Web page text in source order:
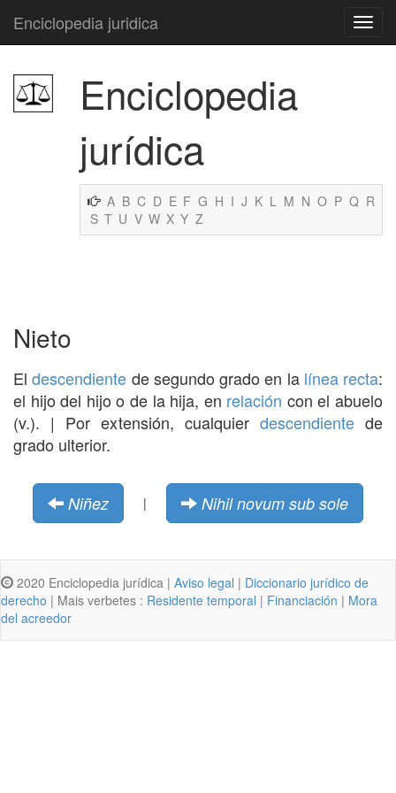
Enciclopedia juridica
Enciclopedia
jurídica
A B C D E F G H I J K L M N O P Q R
S T U V W X Y Z
Nieto
Eldescendiente de segundo grado en la línea recta:
el hijo del hijo o de la hija, en relación con el abuelo
(v.). | Por extensión, cualquier descendientede
grado ulterior.
Niñez | Nihil novum sub sole
2020 Enciclopedia jurídica | Aviso legal | Diccionario jurídico de
derecho | Mais verbetes : Residente temporal | Financiación | Mora
del acreedor